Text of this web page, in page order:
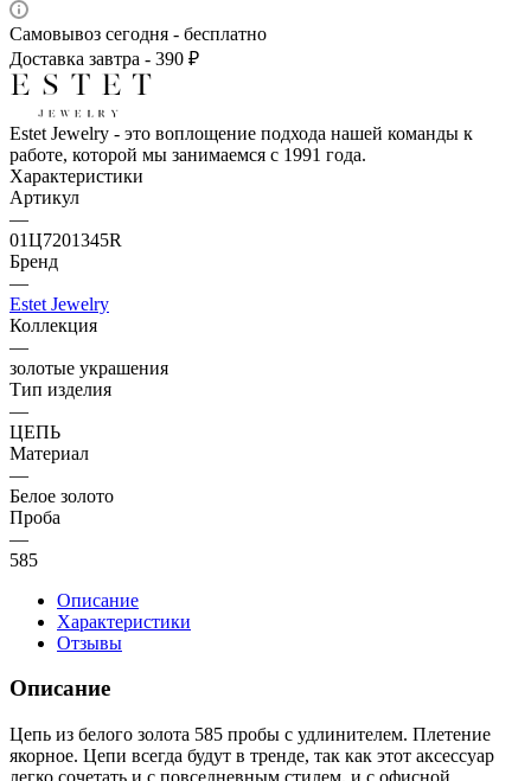
Самовывоз сегодня - бесплатно
Доставка завтра - 390 ₽
Estet Jewelry - это воплощение подхода нашей команды к
работе, которой мы занимаемся с 1991 года.
Характеристики
Артикул
—
01Ц7201345R
Бренд
—
Estet Jewelry
Коллекция
—
золотые украшения
Тип изделия
—
ЦЕПЬ
Материал
—
Белое золото
Проба
—
585
Описание
Характеристики
Отзывы
Описание
Цепь из белого золота 585 пробы с удлинителем. Плетение
якорное. Цепи всегда будут в тренде, так как этот аксессуар
легко сочетать и с повседневным стилем, и с офисной